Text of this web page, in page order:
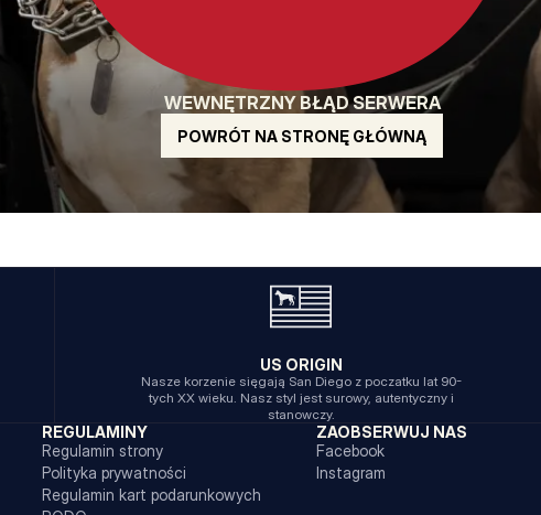
WEWNĘTRZNY BŁĄD SERWERA
POWRÓT NA STRONĘ GŁÓWNĄ
US ORIGIN
Nasze korzenie sięgają San Diego z poczatku lat 90-
tych XX wieku. Nasz styl jest surowy, autentyczny i
stanowczy.
REGULAMINY
Regulamin strony
Polityka prywatności
Regulamin kart podarunkowych
ZAOBSERWUJ NAS
Facebook
Instagram